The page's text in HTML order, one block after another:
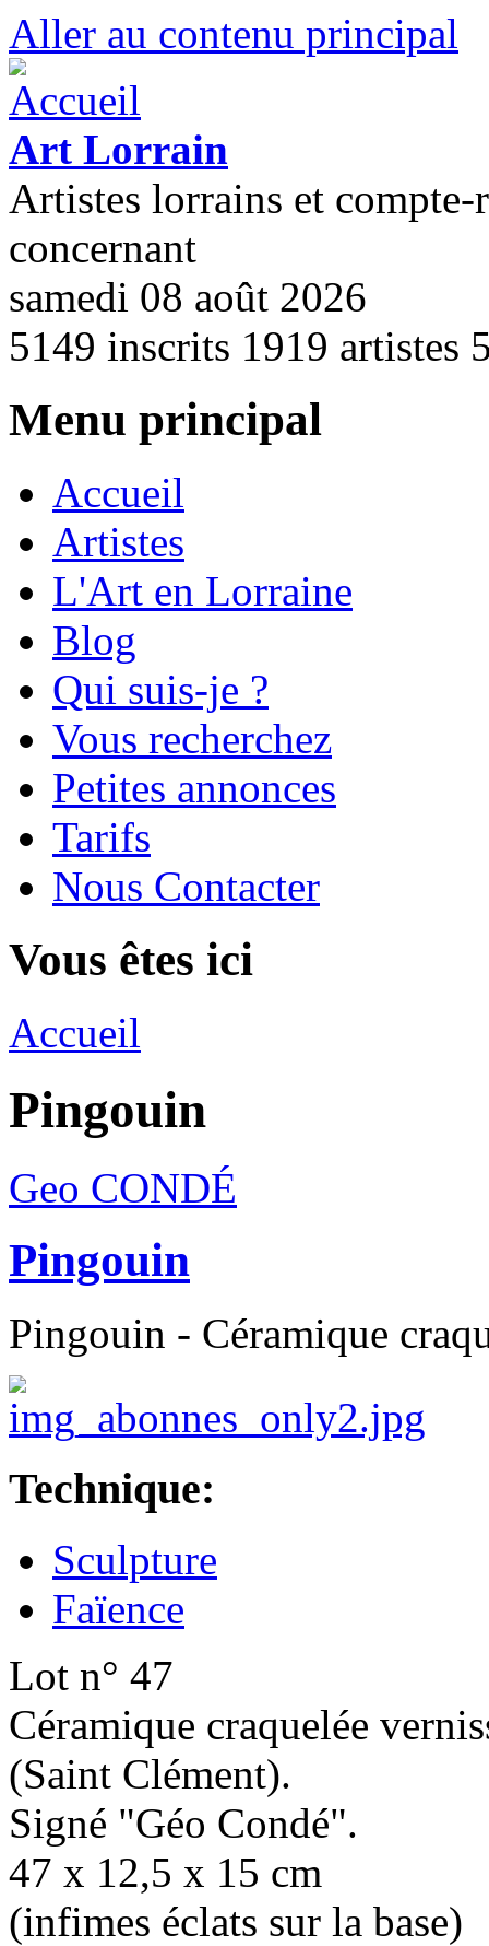
Aller au contenu principal
Art Lorrain
Artistes lorrains et compte-
concernant
samedi 08 août 2026
5149 inscrits 1919 artistes
Menu principal
Accueil
Artistes
L'Art en Lorraine
Blog
Qui suis-je ?
Vous recherchez
Petites annonces
Tarifs
Nous Contacter
Vous êtes ici
Accueil
Pingouin
Geo CONDÉ
Pingouin
Pingouin - Céramique
Technique:
Sculpture
Faïence
Lot n° 47
Céramique craquelée
(Saint Clément).
Signé "Géo Condé".
47 x 12,5 x 15 cm
(infimes éclats sur la base)